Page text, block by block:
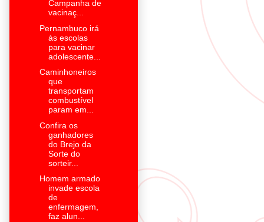
Campanha de
vacinaç...
Pernambuco irá
às escolas
para vacinar
adolescente...
Caminhoneiros
que
transportam
combustível
param em...
Confira os
ganhadores
do Brejo da
Sorte do
sorteir...
Homem armado
invade escola
de
enfermagem,
faz alun...